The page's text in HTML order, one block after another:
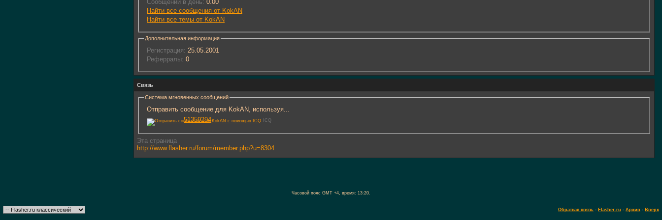
Сообщений в день: 0.00
Найти все сообщения от KokAN
Найти все темы от KokAN
Дополнительная информация
Регистрация: 25.05.2001
Реферралы: 0
Связь
Система мгновенных сообщений
Отправить сообщение для KokAN, используя...
ICQ
51359294
Эта страница
http://www.flasher.ru/forum/member.php?u=8304
Часовой пояс GMT +4, время: 13:20
Обратная связь - Flasher.ru - Архив - Вверх